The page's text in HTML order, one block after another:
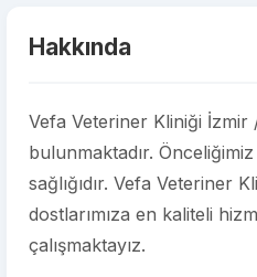
Hakkında
Vefa Veteriner Kliniği İzmir
bulunmaktadır. Önceliğimiz
sağlığıdır. Vefa Veteriner
dostlarımıza en kaliteli
çalışmaktayız.